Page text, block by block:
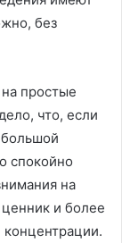
без
простые
что, если
спокойно
на
и более